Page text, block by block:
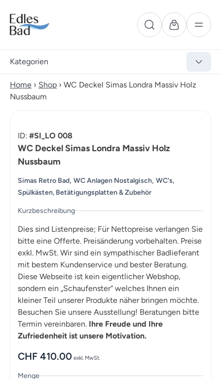
Kategorien
Home › Shop › WC Deckel Simas Londra Massiv Holz
Nussbaum
ID: #SI_LO 008
WC Deckel Simas Londra Massiv Holz
Nussbaum
Simas Retro Bad, WC Anlagen Nostalgisch, WC's,
Spülkästen, Betätigungsplatten & Zubehör
Kurzbeschreibung
Dies sind Listenpreise; Für Nettopreise verlangen Sie
bitte eine Offerte. Preisänderung vorbehalten. Preise
exkl. MwSt. Wir sind ein sympathischer Badlieferant
mit bestem Kundenservice und bester Beratung.
Diese Webseite ist kein eigentlicher Webshop,
sondern ein „Schaufenster“ welches Ihnen ein
kleiner Teil unserer Produkte näher bringen möchte.
Besuchen Sie unsere Ausstellung! Beratungen bitte
Termin vereinbaren. Ihre Freude und Ihre
Zufriedenheit ist unsere Motivation.
CHF 410.00 exkl. MwSt.
Menge